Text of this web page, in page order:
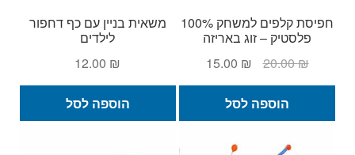
חפיסת קלפים למשחק 100%
פלסטיק – זוג באריזה
20.00₪
המחיר
המקורי
היה:
20.00 ₪.
15.00 ₪
הנוכחי
15.00 ₪.
הוספה לסל
משאית בניין עם כף דחפור
לילדים
12.00 ₪
הוספה לסל